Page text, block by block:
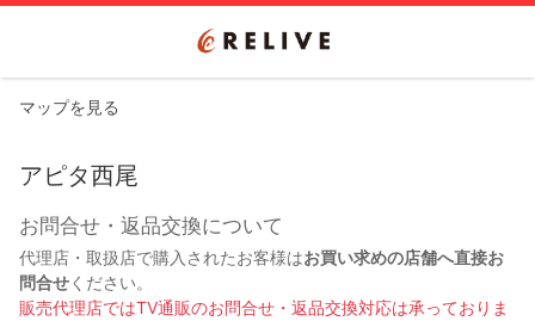
マップを見る
アピタ西尾
お問合せ・返品交換について
代理店・取扱店で購入されたお客様はお買い求めの店舗へ直接お
問合せください。
販売代理店ではTV通販のお問合せ・返品交換対応は承っておりま